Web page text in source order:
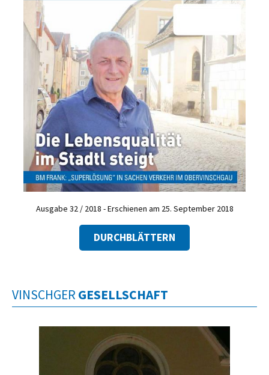
Ausgabe 32 / 2018 - Erschienen am 25. September 2018
DURCHBLÄTTERN
VINSCHGER GESELLSCHAFT